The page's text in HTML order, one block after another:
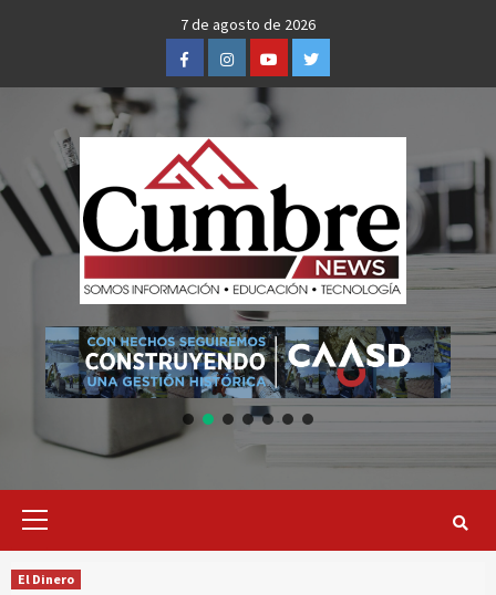
7 de agosto de 2026
FacebookInstagramYoutubeTwitter
Primary
El Dinero